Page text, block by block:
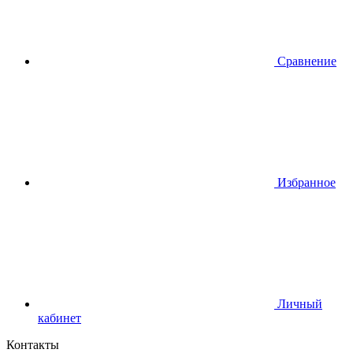
Сравнение
Избранное
Личный
кабинет
Контакты